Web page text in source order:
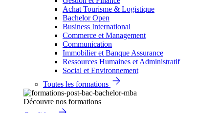
Achat Tourisme & Logistique
Bachelor Open
Business International
Commerce et Management
Communication
Immobilier et Banque Assurance
Ressources Humaines et Administratif
Social et Environnement
Toutes les formations
Découvre nos formations